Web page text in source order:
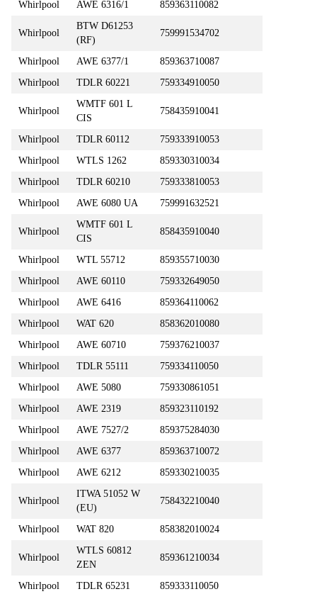
Whirlpool AWE 6316/1 859363110082
Whirlpool
BTW D61253
(RF)
759991534702
Whirlpool AWE 6377/1
859363710087
Whirlpool
TDLR 60221 759334910050
Whirlpool
WMTF 601 L
CIS
758435910041
Whirlpool TDLR 60112
759333910053
Whirlpool
WTLS 1262
859330310034
Whirlpool
TDLR 60210
759333810053
Whirlpool
AWE 6080 UA 759991632521
Whirlpool
WMTF 601 L
CIS
858435910040
Whirlpool WTL 55712
859355710030
Whirlpool
AWE 60110
759332649050
Whirlpool
AWE 6416
859364110062
Whirlpool
WAT 620
858362010080
Whirlpool
AWE 60710
759376210037
Whirlpool
TDLR 55111
759334110050
Whirlpool
AWE 5080
759330861051
Whirlpool
AWE 2319
859323110192
Whirlpool
AWE 7527/2
859375284030
Whirlpool
AWE 6377
859363710072
Whirlpool
AWE 6212 859330210035
Whirlpool
ITWA 51052 W
(EU)
758432210040
Whirlpool WAT 820 858382010024
Whirlpool
WTLS 60812
ZEN
859361210034
Whirlpool TDLR 65231
859333110050